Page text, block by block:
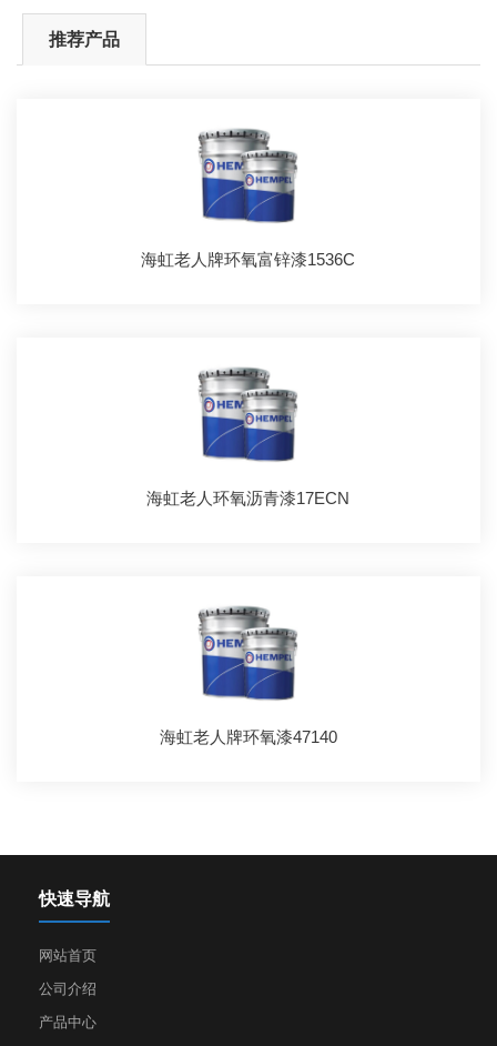
推荐产品
海虹老人牌环氧富锌漆1536C
海虹老人环氧沥青漆17ECN
海虹老人牌环氧漆47140
快速导航
网站首页
公司介绍
产品中心